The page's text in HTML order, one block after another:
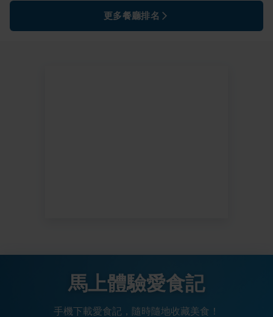
更多餐廳排名
馬上體驗愛食記
手機下載愛食記，隨時隨地收藏美食！